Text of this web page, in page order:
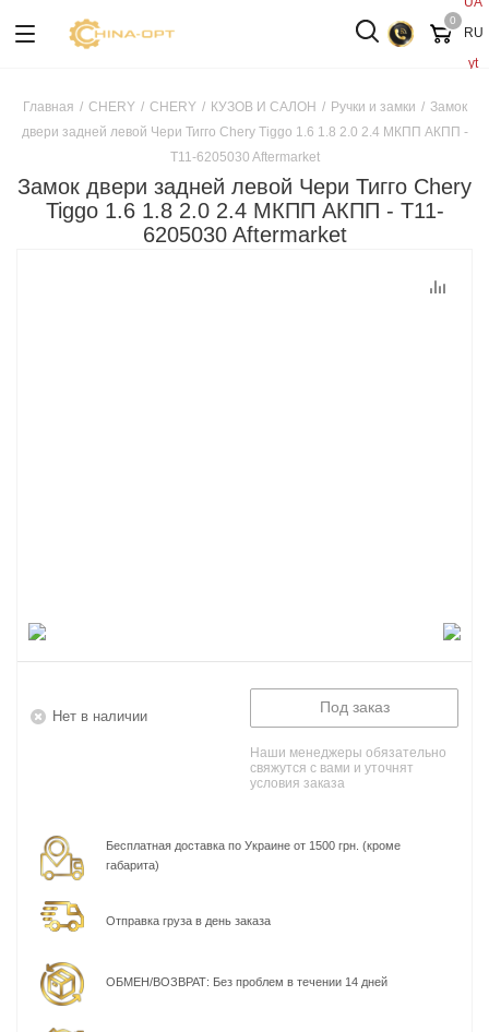
RU
yt
0
Главная / CHERY / CHERY / КУЗОВ И САЛОН / Ручки и замки / Замок
двери задней левой Чери Тигго Chery Tiggo 1.6 1.8 2.0 2.4 МКПП АКПП -
T11-6205030 Aftermarket
Замок двери задней левой Чери Тигго Chery
Tiggo 1.6 1.8 2.0 2.4 МКПП АКПП - T11-
6205030 Aftermarket
Нет в наличии
Под заказ
Наши менеджеры обязательно
свяжутся с вами и уточнят
условия заказа
Бесплатная доставка по Украине от 1500 грн. (кроме
габарита)
Отправка груза в день заказа
ОБМЕН/ВОЗВРАТ: Без проблем в течении 14 дней